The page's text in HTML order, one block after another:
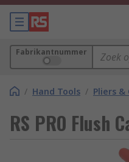
Fabrikantnummer
/ Hand Tools / Pliers
RS PRO Flush